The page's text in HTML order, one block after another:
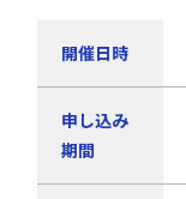
開催日時
申し込み
期間